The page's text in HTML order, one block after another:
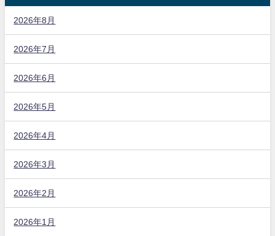
2026年8月
2026年7月
2026年6月
2026年5月
2026年4月
2026年3月
2026年2月
2026年1月